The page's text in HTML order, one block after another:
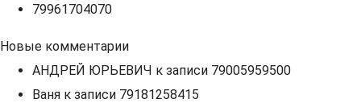
79961704070
Новые комментарии
АНДРЕЙ ЮРЬЕВИЧ к записи 79005959500
Ваня к записи 79181258415